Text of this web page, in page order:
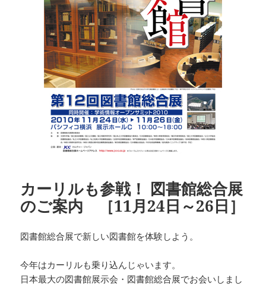
カーリルも参戦！ 図書館総合展
のご案内 ［11月24日～26日］
図書館総合展で新しい図書館を体験しよう。
今年はカーリルも乗り込んじゃいます。
日本最大の図書館展示会・図書館総合展でお会いしまし